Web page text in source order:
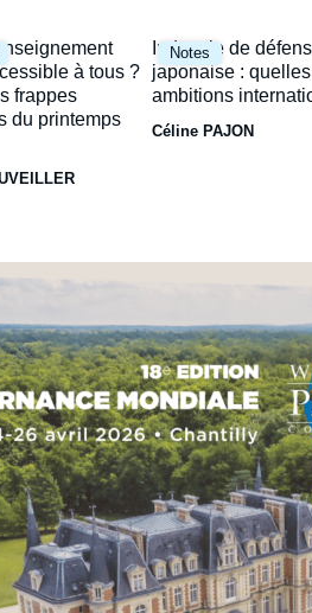
français et étrangers, ce numéro
dresser le panorama d’un monde
ses avenirs possibles.
à tous ?
frappes
du printemps
Notes
Image
principale
Industrie de
japonaise : quelles
ambitions
Céline PAJON